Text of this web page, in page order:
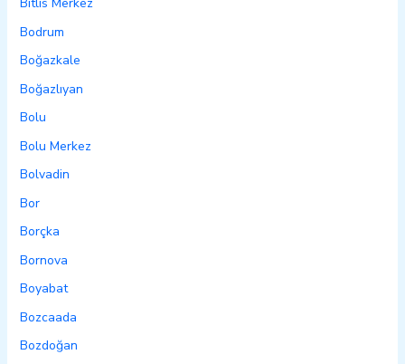
Bodrum
Boğazkale
Boğazlıyan
Bolu
Bolu Merkez
Bolvadin
Bor
Borçka
Bornova
Boyabat
Bozcaada
Bozdoğan